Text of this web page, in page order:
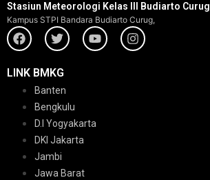
Stasiun Meteorologi Kelas III Budiarto Curug
Kampus STPI Bandara Budiarto Curug,
LINK BMKG
Banten
Bengkulu
D.I Yogyakarta
DKI Jakarta
Jambi
Jawa Barat